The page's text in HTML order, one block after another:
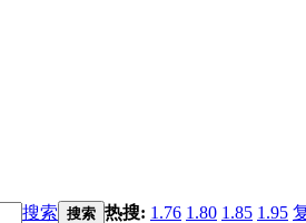
搜索 搜索 热搜: 1.76 1.80 1.85 1.95